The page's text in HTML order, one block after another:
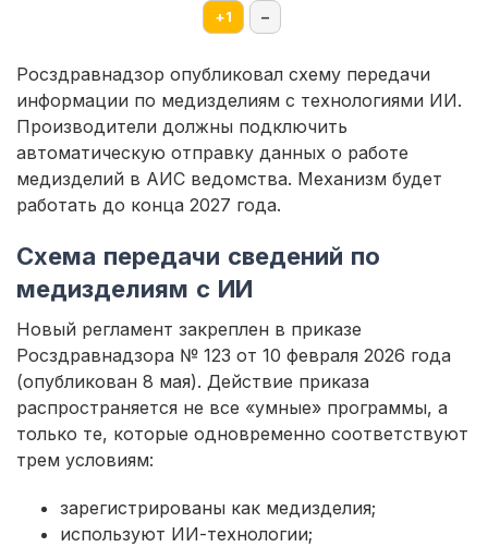
+1 –
Росздравнадзор опубликовал схему передачи
информации по медизделиям с технологиями ИИ.
Производители должны подключить
автоматическую отправку данных о работе
медизделий в АИС ведомства. Механизм будет
работать до конца 2027 года.
Схема передачи сведений по
медизделиям с ИИ
Новый регламент закреплен в приказе
Росздравнадзора № 123 от 10 февраля 2026 года
(опубликован 8 мая). Действие приказа
распространяется не все «умные» программы, а
только те, которые одновременно соответствуют
трем условиям:
зарегистрированы как медизделия;
используют ИИ-технологии;